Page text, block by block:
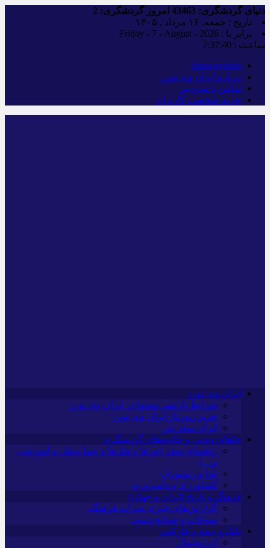
دنیای گردشگری: امروز گردشگری:
تاریخ : جمعه, ۱۶ مرداد , ۱۴۰۵
برابر با : Friday - 7 - August - 2026
ساعت : 7:37:41
iranwaytours
درباره ایران وی تورز
تماس با سردبیر
حریم شخصی کاربران
ایران وی تورز
شرایط بازنشر محتوا در ایران وی تورز
خرید رپورتاژ ایران وی تورز
ایران سفر تور
جاهای دیدنی و جاذبه‌های گردشگری
راهنمای سفر (تورها و هتل‌ها و حمل‌و‌نقل و آموزشی
و…)
غذا و رستوران
کشاورزی و دامپروری
فرهنگ و تاریخ (ایران و جهان)
گزارش‌های خبری میراث فرهنگی
سوغات و صنایع دستی
بانک و بیمه و فارکس
ارزدیجیتال